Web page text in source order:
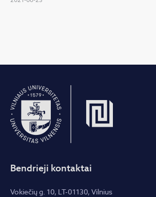
Bendrieji kontaktai
Vokiečių g. 10, LT-01130, Vilnius